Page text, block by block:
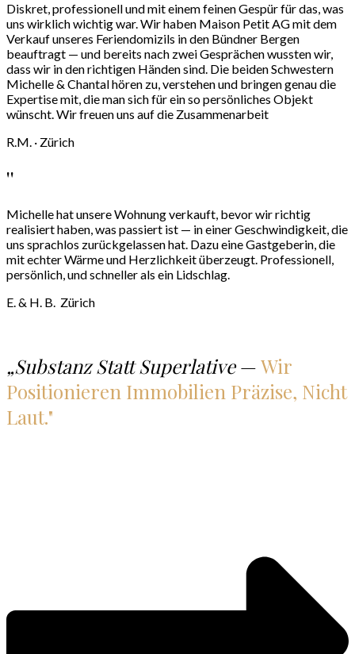
Diskret, professionell und mit einem feinen Gespür für das, was
uns wirklich wichtig war. Wir haben Maison Petit AG mit dem
Verkauf unseres Feriendomizils in den Bündner Bergen
beauftragt — und bereits nach zwei Gesprächen wussten wir,
dass wir in den richtigen Händen sind. Die beiden Schwestern
Michelle & Chantal hören zu, verstehen und bringen genau die
Expertise mit, die man sich für ein so persönliches Objekt
wünscht. Wir freuen uns auf die Zusammenarbeit
R.M. · Zürich
''
Michelle hat unsere Wohnung verkauft, bevor wir richtig
realisiert haben, was passiert ist — in einer Geschwindigkeit, die
uns sprachlos zurückgelassen hat. Dazu eine Gastgeberin, die
mit echter Wärme und Herzlichkeit überzeugt. Professionell,
persönlich, und schneller als ein Lidschlag.
E. & H. B. Zürich
„Substanz Statt Superlative—Wir
Positionieren Immobilien Präzise, Nicht
Laut."